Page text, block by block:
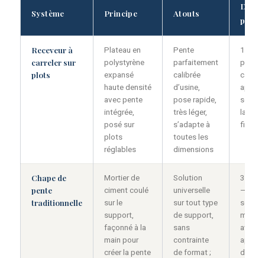
Système Principe Atouts
Délai
pose
Receveur à
carreler sur
plots
Plateau en
polystyrène
expansé
haute densité
avec pente
intégrée,
posé sur
plots
réglables
Pente
parfaitement
calibrée
d’usine,
pose rapide,
très léger,
s’adapte à
toutes les
dimensions
1 jour
prêt à
carreler
après
la
Chape de
pente
traditionnelle
Mortier de
ciment coulé
sur le
support,
façonné à la
main pour
créer la pente
Solution
universelle
sur tout type
de support,
sans
contrainte
de format ;
3 à 5
—
mortier
avant
de